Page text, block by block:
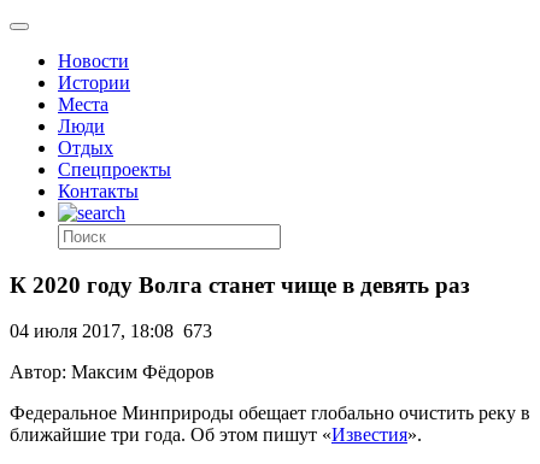
Новости
Истории
Места
Люди
Отдых
Спецпроекты
Контакты
К 2020 году Волга станет чище в девять раз
04 июля 2017, 18:08 673
Автор: Максим Фёдоров
Федеральное Минприроды обещает глобально очистить реку в
ближайшие три года. Об этом пишут «Известия».